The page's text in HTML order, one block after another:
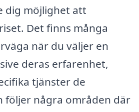
dig möjlighet att
Det finns många
när du väljer en
deras erfarenhet,
tjänster de
följer några områden där